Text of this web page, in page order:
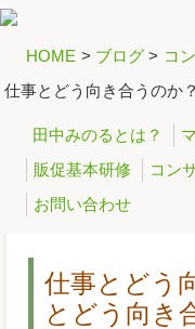
HOME > ブログ > コ
仕事とどう向き合うのか
田中みのるとは？
販促基本研修
コン
お問い合わせ
仕事とどう
とどう向き